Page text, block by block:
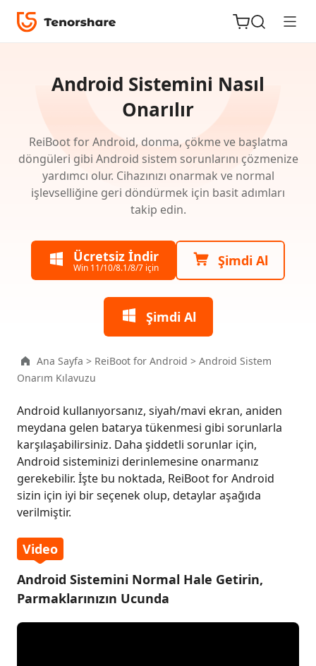
iOS için
ReiBoot
Tenorshare
Yeni
iAnyGo
Android Sistemini Nasıl
Onarılır
ReiBoot for Android, donma, çökme ve başlatma
döngüleri gibi Android sistem sorunlarını çözmenize
yardımcı olur. Cihazınızı onarmak ve normal
işlevselliğine geri döndürmek için basit adımları
takip edin.
Ücretsiz İndir
Win 11/10/8.1/8/7 için Şimdi Al
Şimdi Al
ReiBoot
için
Kılavuz
Win
Kılavuz
Fastboot
Tek
Tıklama
ile
Girin
Fastboot
Modundan
Tıklama
ile
Çıkın
Recovery
Moduna
Ana Sayfa > ReiBoot for Android > Android Sistem
Onarım Kılavuzu
Android kullanıyorsanız, siyah/mavi ekran, aniden
meydana gelen batarya tükenmesi gibi sorunlarla
karşılaşabilirsiniz. Daha şiddetli sorunlar için,
Android sisteminizi derinlemesine onarmanız
gerekebilir. İşte bu noktada, ReiBoot for Android
sizin için iyi bir seçenek olup, detaylar aşağıda
verilmiştir.
Video
Android Sistemini Normal Hale Getirin,
Parmaklarınızın Ucunda